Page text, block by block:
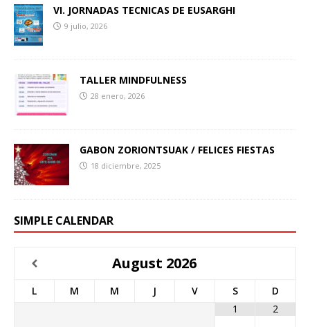
VI. JORNADAS TECNICAS DE EUSARGHI
9 julio, 2026
TALLER MINDFULNESS
28 enero, 2026
GABON ZORIONTSUAK / FELICES FIESTAS
18 diciembre, 2025
SIMPLE CALENDAR
August 2026
L M M J V S
D
1
2